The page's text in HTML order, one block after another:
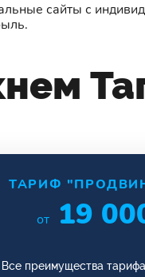
сайты с
ТАРИФ
от 19
Все преимущества